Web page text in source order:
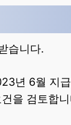
습니다.
년 6월 지
을 검토합